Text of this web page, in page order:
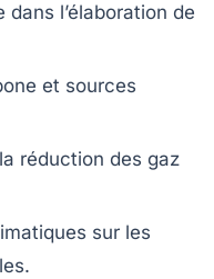
dans l’élaboration de
et sources
réduction des gaz
sur les
.